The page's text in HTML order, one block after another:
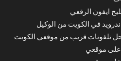
ايفون الرقعي
في الكويت من الوكيل
تلفونات قريب من موقعي الكويت
على موقعي